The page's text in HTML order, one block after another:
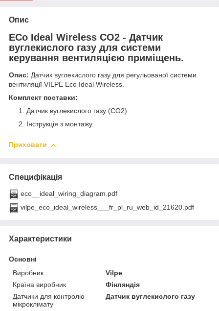
Опис
ECo Ideal Wireless CO2 - Датчик
вуглекислого газу для системи
керування вентиляцією приміщень.
Опис: Датчик вуглекислого газу для регульованої системи
вентиляції VILPE ​​Eco Ideal Wireless.
Комплект поставки:
Датчик вуглекислого газу (CO2)
Інструкція з монтажу.
Приховати
Специфікація
eco__ideal_wiring_diagram.pdf
vilpe_eco_ideal_wireless___fr_pl_ru_web_id_21620.pdf
Характеристики
Основні
Виробник
Vilpe
Країна виробник
Фінляндія
Датчики для контролю
мікроклімату
Датчик вуглекислого газу